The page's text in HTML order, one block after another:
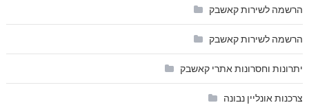
הרשמה לשירות קאשבק
הרשמה לשירות קאשבק
יתרונות וחסרונות אתרי קאשבק
צרכנות אונליין נבונה